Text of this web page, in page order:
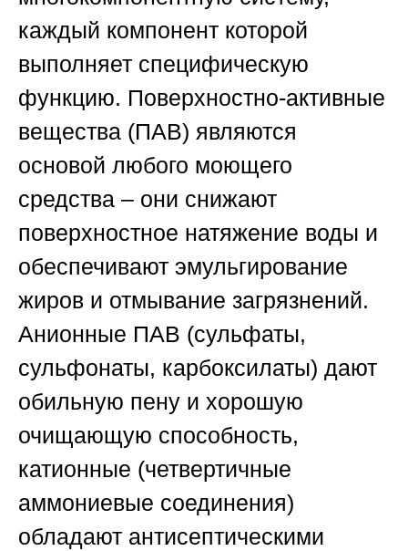
каждый компонент которой
выполняет специфическую
функцию. Поверхностно-активные
вещества (ПАВ) являются
основой любого моющего
средства – они снижают
поверхностное натяжение воды и
обеспечивают эмульгирование
жиров и отмывание загрязнений.
Анионные ПАВ (сульфаты,
сульфонаты, карбоксилаты) дают
обильную пену и хорошую
очищающую способность,
катионные (четвертичные
аммониевые соединения)
обладают антисептическими